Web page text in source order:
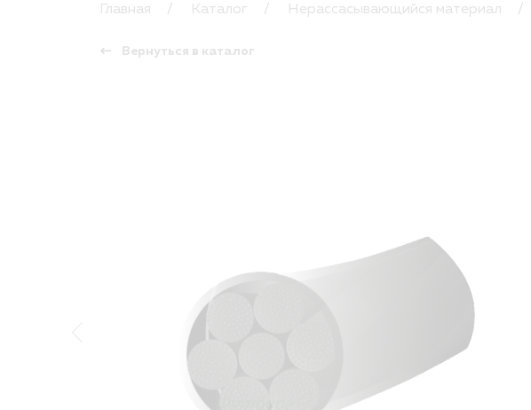
Нерассасывающийся материал
Главная Каталог Нерассасывающийся материал
Вернуться в каталог